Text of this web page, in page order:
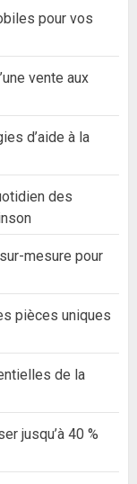
pour vos
vente aux
d’aide à la
des
mesure pour
pièces uniques
de la
jusqu’à 40 %